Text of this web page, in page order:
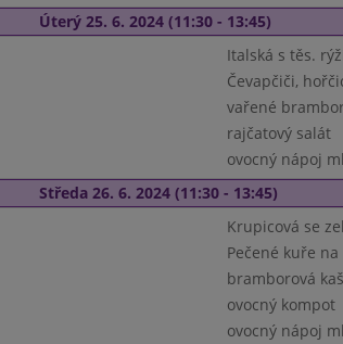
Úterý 25. 6. 2024 (11:30 - 13:45)
Italská s těs.
Čevapčiči,
vařené
rajčatový salát
ovocný nápoj
Středa 26. 6. 2024 (11:30 - 13:45)
Krupicová se
Pečené kuře na
bramborová
ovocný kompot
ovocný nápoj